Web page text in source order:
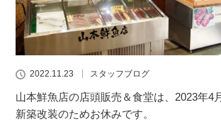
2022.11.23 スタッフブログ
山本鮮魚店の店頭販売＆食堂は、2023年4
新築改装のためお休みです。